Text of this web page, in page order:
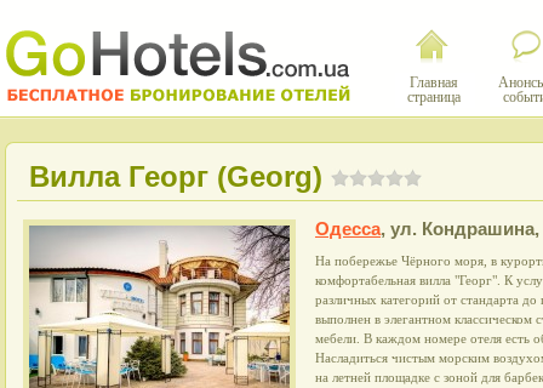
Главная
страница
Вилла Георг (Georg)
Одесса, ул. Кондрашина,
На побережье Чёрного моря, в
комфортабельная вилла "Георг". К
различных категорий от стандарта
выполнен в элегантном классическом
мебели. В каждом номере отеля есть
Насладиться чистым морским
на летней площадке с зоной для